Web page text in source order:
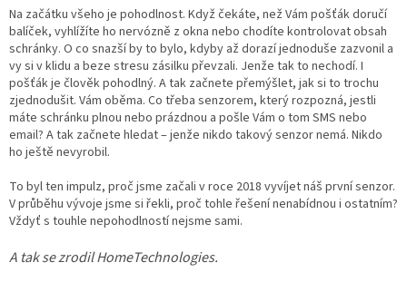
Na začátku všeho je pohodlnost. Když čekáte, než Vám pošťák doručí
balíček, vyhlížíte ho nervózně z okna nebo chodíte kontrolovat obsah
schránky. O co snazší by to bylo, kdyby až dorazí jednoduše zazvonil a
vy si v klidu a beze stresu zásilku převzali. Jenže tak to nechodí. I
pošťák je člověk pohodlný. A tak začnete přemýšlet, jak si to trochu
zjednodušit. Vám oběma. Co třeba senzorem, který rozpozná, jestli
máte schránku plnou nebo prázdnou a pošle Vám o tom SMS nebo
email? A tak začnete hledat – jenže nikdo takový senzor nemá. Nikdo
ho ještě nevyrobil.
To byl ten impulz, proč jsme začali v roce 2018 vyvíjet náš první senzor.
V průběhu vývoje jsme si řekli, proč tohle řešení nenabídnou i ostatním?
Vždyť s touhle nepohodlností nejsme sami.
A tak se zrodil HomeTechnologies.